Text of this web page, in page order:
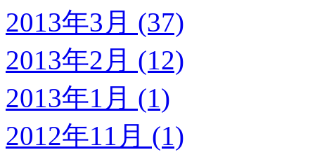
2013年3月 (37)
2013年2月 (12)
2013年1月 (1)
2012年11月 (1)